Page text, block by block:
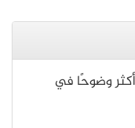
وضوحًا في